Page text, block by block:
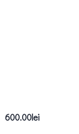
600.00lei